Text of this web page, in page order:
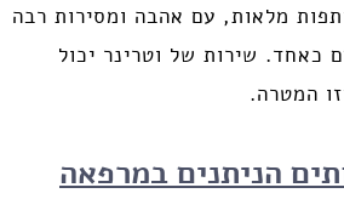
מלאות, עם אהבה ומסירות רבה
כאחד. שירות של וטרינר יכול
המטרה.
הניתנים במרפאה